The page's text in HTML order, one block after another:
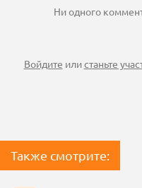
Ни одного
Войдите илистаньте
Также смотрите: